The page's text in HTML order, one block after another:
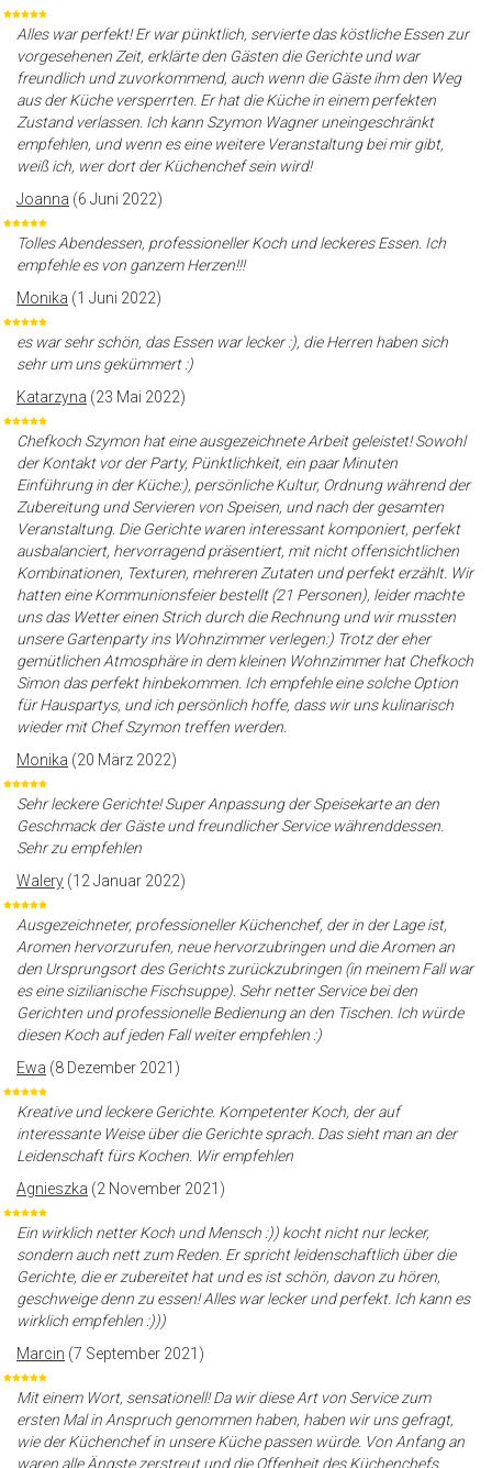
Alles war perfekt! Er war pünktlich, servierte das köstliche Essen zur
vorgesehenen Zeit, erklärte den Gästen die Gerichte und war
freundlich und zuvorkommend, auch wenn die Gäste ihm den Weg
aus der Küche versperrten. Er hat die Küche in einem perfekten
Zustand verlassen. Ich kann Szymon Wagner uneingeschränkt
empfehlen, und wenn es eine weitere Veranstaltung bei mir gibt,
weiß ich, wer dort der Küchenchef sein wird!
Joanna (6 Juni 2022)
Tolles Abendessen, professioneller Koch und leckeres Essen. Ich
empfehle es von ganzem Herzen!!!
Monika (1 Juni 2022)
es war sehr schön, das Essen war lecker :), die Herren haben sich
sehr um uns gekümmert :)
Katarzyna (23 Mai 2022)
Chefkoch Szymon hat eine ausgezeichnete Arbeit geleistet! Sowohl
der Kontakt vor der Party, Pünktlichkeit, ein paar Minuten
Einführung in der Küche:), persönliche Kultur, Ordnung während der
Zubereitung und Servieren von Speisen, und nach der gesamten
Veranstaltung. Die Gerichte waren interessant komponiert, perfekt
ausbalanciert, hervorragend präsentiert, mit nicht offensichtlichen
Kombinationen, Texturen, mehreren Zutaten und perfekt erzählt. Wir
hatten eine Kommunionsfeier bestellt (21 Personen), leider machte
uns das Wetter einen Strich durch die Rechnung und wir mussten
unsere Gartenparty ins Wohnzimmer verlegen:) Trotz der eher
gemütlichen Atmosphäre in dem kleinen Wohnzimmer hat Chefkoch
Simon das perfekt hinbekommen. Ich empfehle eine solche Option
für Hauspartys, und ich persönlich hoffe, dass wir uns kulinarisch
wieder mit Chef Szymon treffen werden.
Monika (20 März 2022)
Sehr leckere Gerichte! Super Anpassung der Speisekarte an den
Geschmack der Gäste und freundlicher Service währenddessen.
Sehr zu empfehlen
Walery (12 Januar 2022)
Ausgezeichneter, professioneller Küchenchef, der in der Lage ist,
Aromen hervorzurufen, neue hervorzubringen und die Aromen an
den Ursprungsort des Gerichts zurückzubringen (in meinem Fall war
es eine sizilianische Fischsuppe). Sehr netter Service bei den
Gerichten und professionelle Bedienung an den Tischen. Ich würde
diesen Koch auf jeden Fall weiter empfehlen :)
Ewa (8 Dezember 2021)
Kreative und leckere Gerichte. Kompetenter Koch, der auf
interessante Weise über die Gerichte sprach. Das sieht man an der
Leidenschaft fürs Kochen. Wir empfehlen
Agnieszka (2 November 2021)
Ein wirklich netter Koch und Mensch :)) kocht nicht nur lecker,
sondern auch nett zum Reden. Er spricht leidenschaftlich über die
Gerichte, die er zubereitet hat und es ist schön, davon zu hören,
geschweige denn zu essen! Alles war lecker und perfekt. Ich kann es
wirklich empfehlen :)))
Marcin (7 September 2021)
Mit einem Wort, sensationell! Da wir diese Art von Service zum
ersten Mal in Anspruch genommen haben, haben wir uns gefragt,
wie der Küchenchef in unsere Küche passen würde. Von Anfang an
waren alle Ängste zerstreut und die Offenheit des Küchenchefs